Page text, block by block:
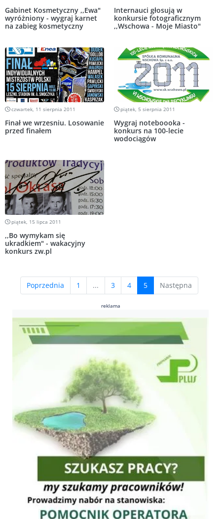
Gabinet Kosmetyczny ,,Ewa"
wyróżniony - wygraj karnet
na zabieg kosmetyczny
Internauci głosują w
konkursie fotograficznym
,,Wschowa - Moje Miasto"
czwartek, 11 sierpnia 2011
Finał we wrzesniu. Losowanie
przed finałem
piątek, 5 sierpnia 2011
Wygraj noteboooka -
konkurs na 100-lecie
wodociągów
piątek, 15 lipca 2011
,,Bo wymykam się
ukradkiem" - wakacyjny
konkurs zw.pl
Poprzednia 1 ... 3 4 5(current)Następna
reklama